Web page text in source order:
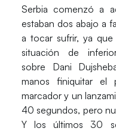
Serbia comenzó a
estaban dos abajo a
a tocar sufrir, ya
situación de
sobre Dani
manos finiquitar
marcador y un
40 segundos, pero
Y los últimos 30